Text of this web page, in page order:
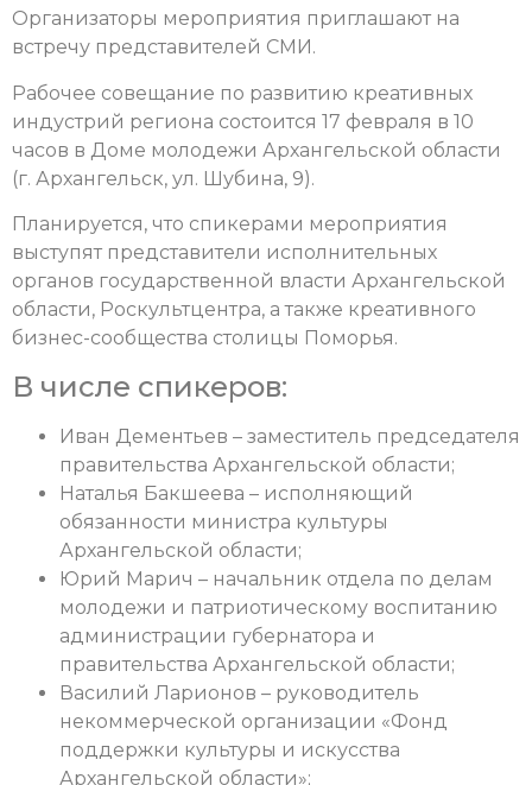
Организаторы мероприятия приглашают на
встречу представителей СМИ.
Рабочее совещание по развитию креативных
индустрий региона состоится 17 февраля в 10
часов в Доме молодежи Архангельской области
(г. Архангельск, ул. Шубина, 9).
Планируется, что спикерами мероприятия
выступят представители исполнительных
органов государственной власти Архангельской
области, Роскультцентра, а также креативного
бизнес-сообщества столицы Поморья.
В числе спикеров:
Иван Дементьев – заместитель председателя
правительства Архангельской области;
Наталья Бакшеева – исполняющий
обязанности министра культуры
Архангельской области;
Юрий Марич – начальник отдела по делам
молодежи и патриотическому воспитанию
администрации губернатора и
правительства Архангельской области;
Василий Ларионов – руководитель
некоммерческой организации «Фонд
поддержки культуры и искусства
Архангельской области»;